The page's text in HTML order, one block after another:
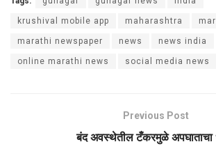
krushival mobile app maharashtra
marathi newspaper news news india
online marathi news social media news
Previous Post
बंद अवस्थेतील टँकरमुळे अपघाताचा